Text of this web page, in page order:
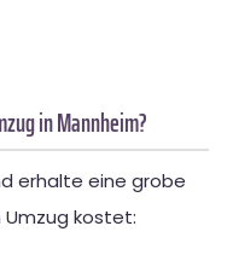
in Mannheim?
erhalte eine grobe
Umzug kostet: